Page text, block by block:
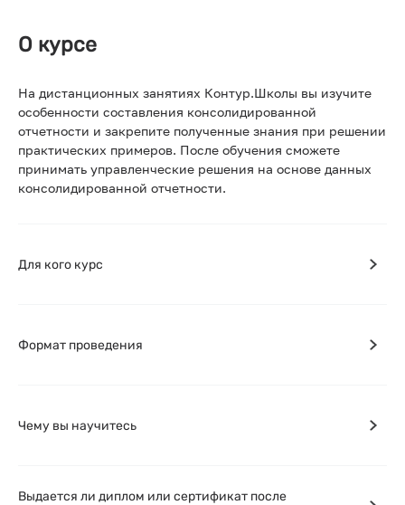
О курсе
На дистанционных занятиях Контур.Школы вы изучите
особенности составления консолидированной
отчетности и закрепите полученные знания при решении
практических примеров. После обучения сможете
принимать управленческие решения на основе данных
консолидированной отчетности.
Для кого курс
Формат проведения
Чему вы научитесь
Выдается ли диплом или сертификат после